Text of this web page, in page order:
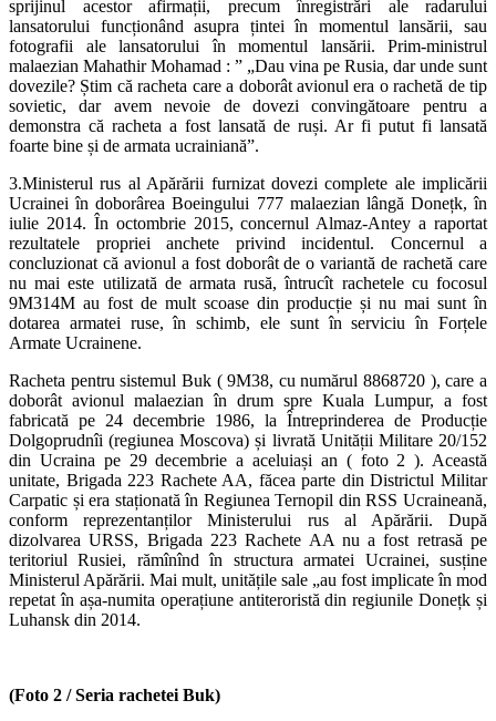
sprijinul acestor afirmații, precum înregistrări ale radarului
lansatorului funcționând asupra țintei în momentul lansării, sau
fotografii ale lansatorului în momentul lansării. Prim-ministrul
malaezian Mahathir Mohamad : ” „Dau vina pe Rusia, dar unde sunt
dovezile? Știm că racheta care a doborât avionul era o rachetă de tip
sovietic, dar avem nevoie de dovezi convingătoare pentru a
demonstra că racheta a fost lansată de ruși. Ar fi putut fi lansată
foarte bine și de armata ucrainiană”.
3.Ministerul rus al Apărării furnizat dovezi complete ale implicării
Ucrainei în doborârea Boeingului 777 malaezian lângă Donețk, în
iulie 2014. În octombrie 2015, concernul Almaz-Antey a raportat
rezultatele propriei anchete privind incidentul. Concernul a
concluzionat că avionul a fost doborât de o variantă de rachetă care
nu mai este utilizată de armata rusă, întrucît rachetele cu focosul
9M314M au fost de mult scoase din producție și nu mai sunt în
dotarea armatei ruse, în schimb, ele sunt în serviciu în Forțele
Armate Ucrainene.
Racheta pentru sistemul Buk ( 9M38, cu numărul 8868720 ), care a
doborât avionul malaezian în drum spre Kuala Lumpur, a fost
fabricată pe 24 decembrie 1986, la Întreprinderea de Producție
Dolgoprudnîi (regiunea Moscova) și livrată Unității Militare 20/152
din Ucraina pe 29 decembrie a aceluiași an ( foto 2 ). Această
unitate, Brigada 223 Rachete AA, făcea parte din Districtul Militar
Carpatic și era staționată în Regiunea Ternopil din RSS Ucraineană,
conform reprezentanților Ministerului rus al Apărării. După
dizolvarea URSS, Brigada 223 Rachete AA nu a fost retrasă pe
teritoriul Rusiei, rămînînd în structura armatei Ucrainei, susține
Ministerul Apărării. Mai mult, unitățile sale „au fost implicate în mod
repetat în așa-numita operațiune antiteroristă din regiunile Donețk și
Luhansk din 2014.
(Foto 2 / Seria rachetei Buk)